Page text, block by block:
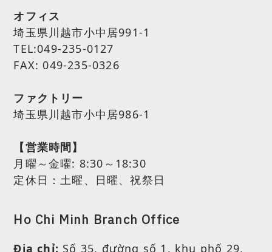
オフィス
埼玉県川越市小中居991-1
TEL:049-235-0127
FAX: 049-235-0326
ファクトリー
埼玉県川越市小中居986-1
【営業時間】
月曜～金曜: 8:30～18:30
定休日：土曜、日曜、祝祭日
Ho Chi Minh Branch Office
Địa chỉ: Số 35, đường số 1, khu phố 29,